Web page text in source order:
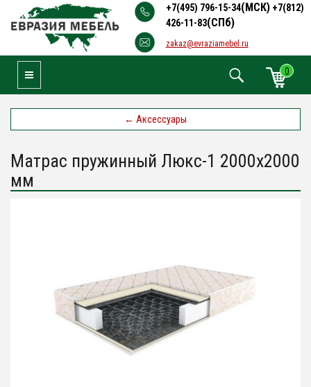
+7(495) 796-15-34(МСК) +7(812)
426-11-83(СПб)
zakaz@evraziamebel.ru
0
Toggle Navigation
← Аксессуары
Матрас пружинный Люкс-1 2000х2000
мм